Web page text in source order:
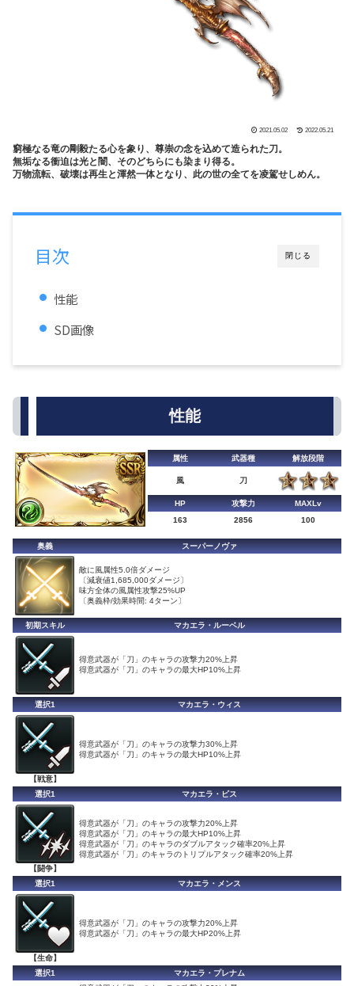
2021.05.02 2022.05.21
窮極なる竜の剛毅たる心を象り、尊崇の念を込めて造られた刀。
無垢なる衝迫は光と闇、そのどちらにも染まり得る。
万物流転、破壊は再生と渾然一体となり、此の世の全てを凌駕せしめん。
閉じる
目次
性能
SD画像
性能
属性 武器種 解放段階
風 刀
HP 攻撃力
MAXLv
163
2856 100
奥義 スーパーノヴァ
敵に風属性5.0倍ダメージ
〔減衰値1,685,000ダメージ〕
味方全体の風属性攻撃25%UP
〔奥義枠/効果時間: 4ターン〕
初期スキル マカエラ・ルーベル
得意武器が「刀」のキャラの攻撃力20%上昇
得意武器が「刀」のキャラの最大HP10%上昇
選択1 マカエラ・ウィス
【戦意】
得意武器が「刀」のキャラの攻撃力30%上昇
得意武器が「刀」のキャラの最大HP10%上昇
選択1 マカエラ・ビス
【闘争】
得意武器が「刀」のキャラの攻撃力20%上昇
得意武器が「刀」のキャラの最大HP10%上昇
得意武器が「刀」のキャラのダブルアタック確率20%上昇
得意武器が「刀」のキャラのトリプルアタック確率20%上昇
選択1 マカエラ・メンス
【生命】
得意武器が「刀」のキャラの攻撃力20%上昇
得意武器が「刀」のキャラの最大HP20%上昇
選択1
マカエラ・プレナム